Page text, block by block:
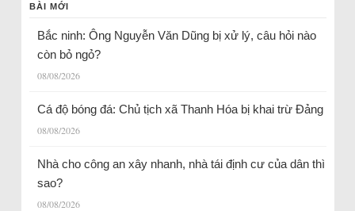
BÀI MỚI
Bắc ninh: Ông Nguyễn Văn Dũng bị xử lý, câu hỏi nào
còn bỏ ngỏ?
08/08/2026
Cá độ bóng đá: Chủ tịch xã Thanh Hóa bị khai trừ Đảng
08/08/2026
Nhà cho công an xây nhanh, nhà tái định cư của dân thì
sao?
08/08/2026